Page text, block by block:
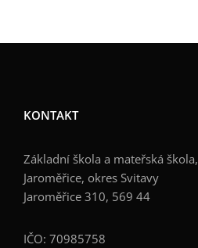
KONTAKT
Základní škola a mateřská škola,
Jaroměřice, okres Svitavy
Jaroměřice 310, 569 44
IČO: 70985758